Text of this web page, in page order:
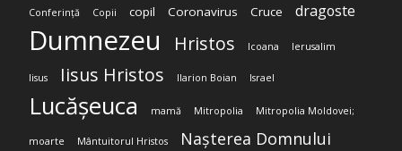
Conferință Copii copil Coronavirus Cruce dragoste
Dumnezeu Hristos Icoana Ierusalim
Iisus Iisus Hristos Ilarion Boian Israel
Lucășeuca mamă Mitropolia Mitropolia Moldovei;
moarte Mântuitorul Hristos Nașterea Domnului